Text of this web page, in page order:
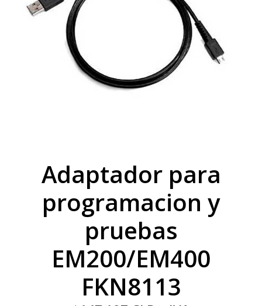
Adaptador para
programacion y
pruebas
EM200/EM400
FKN8113